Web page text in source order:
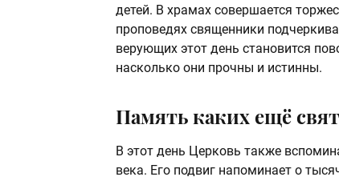
детей. В храмах совершается
проповедях священники
верующих этот день становится
насколько они прочны и истинны.
Память каких ещё
В этот день Церковь также
века. Его подвиг напоминает о